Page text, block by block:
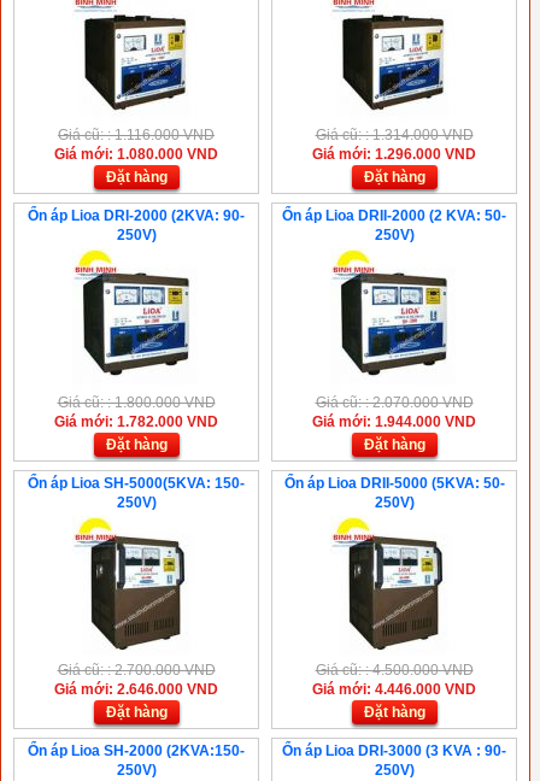
Giá cũ: : 1.116.000 VND
Giá mới: 1.080.000 VND
Đặt hàng
Giá cũ: : 1.314.000 VND
Giá mới: 1.296.000 VND
Đặt hàng
Ổn áp Lioa DRI-2000 (2KVA: 90-
250V)
Giá cũ: : 1.800.000 VND
Giá mới: 1.782.000 VND
Đặt hàng
Ổn áp Lioa DRII-2000 (2 KVA: 50-
250V)
Giá cũ: : 2.070.000 VND
Giá mới: 1.944.000 VND
Đặt hàng
Ổn áp Lioa SH-5000(5KVA: 150-
250V)
Giá cũ: : 2.700.000 VND
Giá mới: 2.646.000 VND
Đặt hàng
Ổn áp Lioa DRII-5000 (5KVA: 50-
250V)
Giá cũ: : 4.500.000 VND
Giá mới: 4.446.000 VND
Đặt hàng
Ổn áp Lioa SH-2000 (2KVA:150-
250V)
Ổn áp Lioa DRI-3000 (3 KVA : 90-
250V)